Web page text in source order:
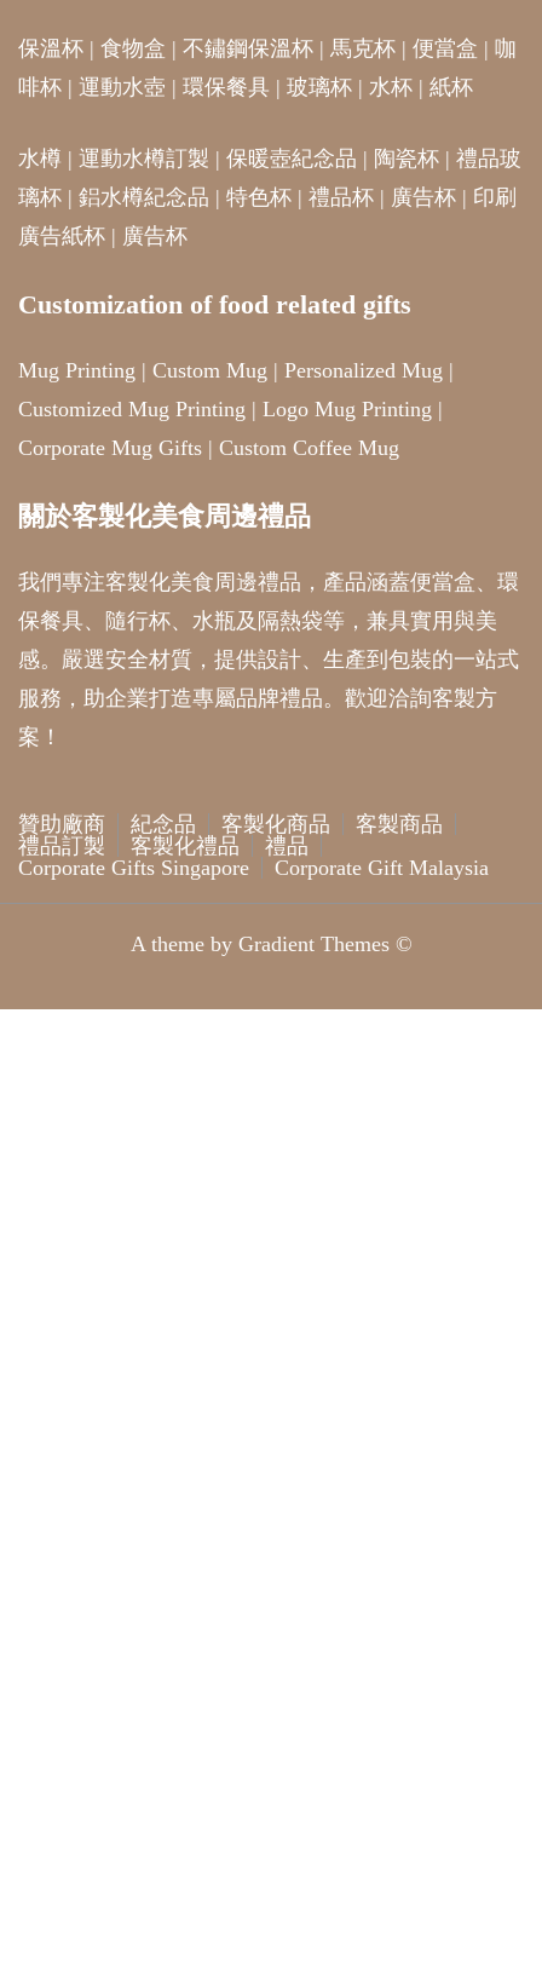
保溫杯 | 食物盒 | 不鏽鋼保溫杯 | 馬克杯 | 便當盒 | 咖
啡杯 | 運動水壺 | 環保餐具 | 玻璃杯 | 水杯 | 紙杯
水樽 | 運動水樽訂製 | 保暖壺紀念品 | 陶瓷杯 | 禮品玻
璃杯 | 鋁水樽紀念品 | 特色杯 | 禮品杯 | 廣告杯 | 印刷
廣告紙杯 | 廣告杯
Customization of food related gifts
Mug Printing | Custom Mug | Personalized Mug |
Customized Mug Printing | Logo Mug Printing |
Corporate Mug Gifts | Custom Coffee Mug
關於客製化美食周邊禮品
我們專注客製化美食周邊禮品，產品涵蓋便當盒、環
保餐具、隨行杯、水瓶及隔熱袋等，兼具實用與美
感。嚴選安全材質，提供設計、生產到包裝的一站式
服務，助企業打造專屬品牌禮品。歡迎洽詢客製方
案！
贊助廠商 紀念品 客製化商品
客製商品
禮品訂製
客製化禮品
禮品
Corporate Gifts Singapore
Corporate Gift Malaysia
A theme by Gradient Themes ©